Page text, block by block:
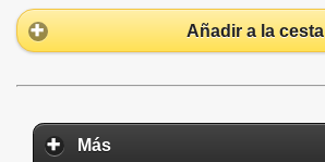
Añadir a la cesta
Más